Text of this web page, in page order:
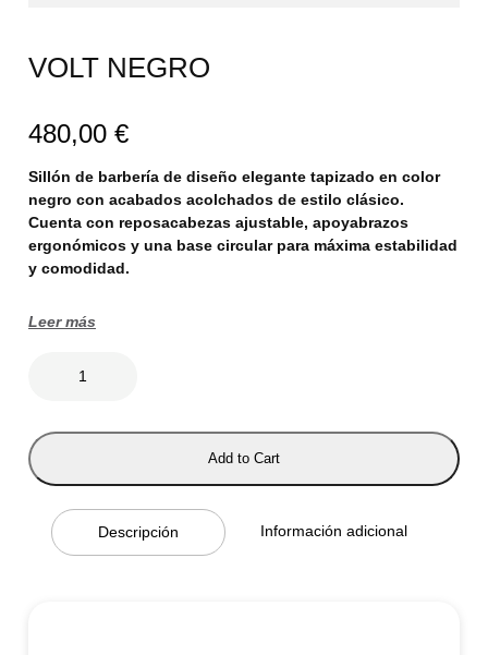
VOLT NEGRO
480,00 €
Sillón de barbería de diseño elegante tapizado en color
negro con acabados acolchados de estilo clásico.
Cuenta con reposacabezas ajustable, apoyabrazos
ergonómicos y una base circular para máxima estabilidad
y comodidad.
Leer más
E
G
R
Add to Cart
Descripción Información adicional